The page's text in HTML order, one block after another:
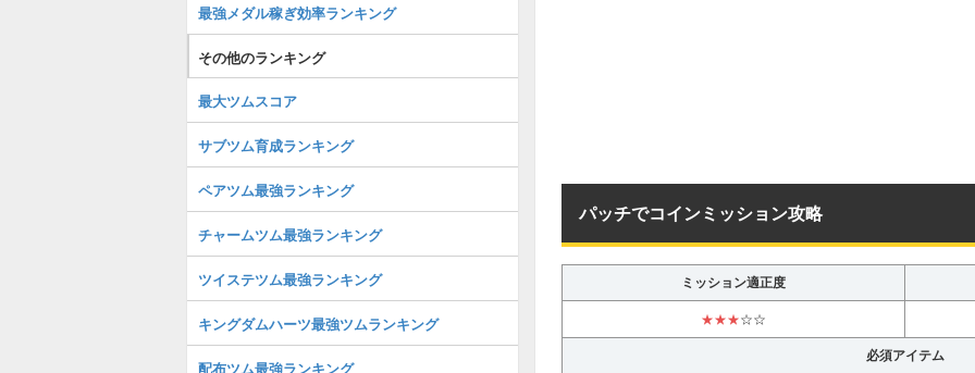
パッチでコインミッション攻略
ミッション適正度
★★★☆☆
必須アイテム
最強メダル稼ぎ効率ランキング
その他のランキング
最大ツムスコア
サブツム育成ランキング
ペアツム最強ランキング
チャームツム最強ランキング
ツイステツム最強ランキング
キングダムハーツ最強ツムランキング
配布ツム最強ランキング